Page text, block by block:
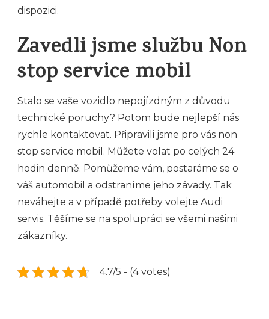
dispozici.
Zavedli jsme službu Non
stop service mobil
Stalo se vaše vozidlo nepojízdným z důvodu
technické poruchy? Potom bude nejlepší nás
rychle kontaktovat. Připravili jsme pro vás non
stop service mobil. Můžete volat po celých 24
hodin denně. Pomůžeme vám, postaráme se o
váš automobil a odstraníme jeho závady. Tak
neváhejte a v případě potřeby volejte Audi
servis. Těšíme se na spolupráci se všemi našimi
zákazníky.
4.7/5 - (4 votes)